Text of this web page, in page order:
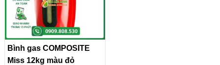
Bình gas COMPOSITE
Miss 12kg màu đỏ